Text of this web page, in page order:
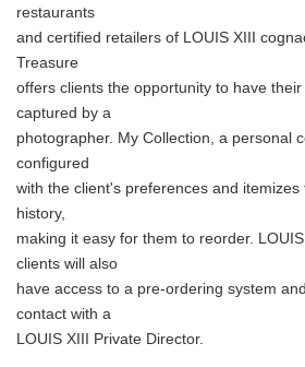
restaurants
and certified retailers of LOUIS XIII
Treasure
offers clients the opportunity to have
captured by a
photographer. My Collection, a personal
configured
with the client's preferences and
history,
making it easy for them to reorder.
clients will also
have access to a pre-ordering system
contact with a
LOUIS XIII Private Director.